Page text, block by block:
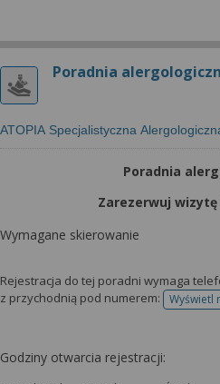
Poradnia
ATOPIA Specjalistyczna
Poradnia
Zarezerwuj
Wymagane skierowanie
Rejestracja do tej poradni wymaga
z przychodnią pod numerem:
Wyświetl
Godziny otwarcia rejestracji: